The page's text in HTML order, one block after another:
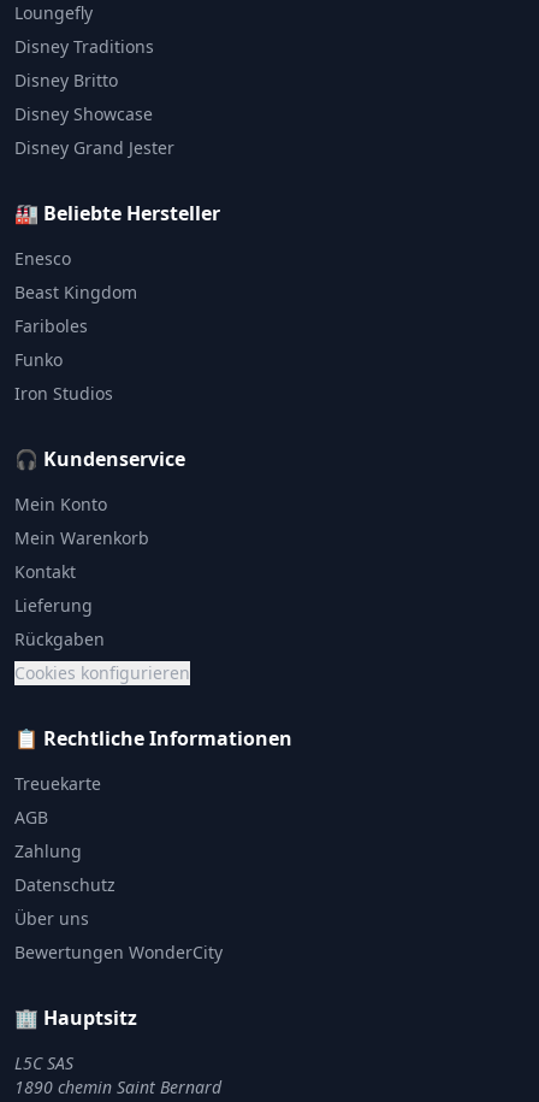
Loungefly
Disney Traditions
Disney Britto
Disney Showcase
Disney Grand Jester
🏭 Beliebte Hersteller
Enesco
Beast Kingdom
Fariboles
Funko
Iron Studios
🎧 Kundenservice
Mein Konto
Mein Warenkorb
Kontakt
Lieferung
Rückgaben
Cookies konfigurieren
📋 Rechtliche Informationen
Treuekarte
AGB
Zahlung
Datenschutz
Über uns
Bewertungen WonderCity
🏢 Hauptsitz
L5C SAS
1890 chemin Saint Bernard